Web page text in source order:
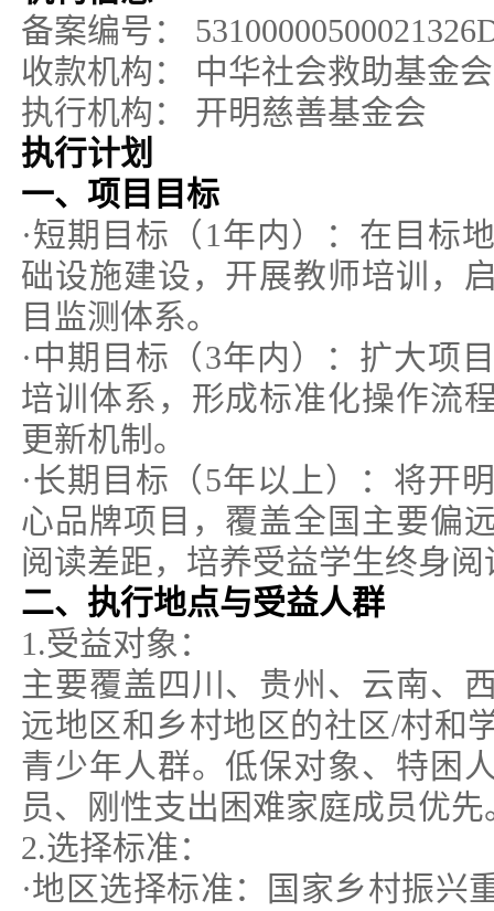
备案编号：
收款机构：
中华社会救助基金会
执行机构：
开明慈善基金会
执行计划
一、项目目标
·短期目标（1年内）：在目标
础设施建设，开展教师培训，
目监测体系。
·中期目标（3年内）：扩大项
培训体系，形成标准化操作流
更新机制。
·长期目标（5年以上）：将开
心品牌项目，覆盖全国主要偏
阅读差距，培养受益学生终身
二、执行地点与受益人群
1.受益对象：
主要覆盖四川、贵州、云南、
远地区和乡村地区的社区/村和
青少年人群。低保对象、特困
员、刚性支出困难家庭成员优先
2.选择标准：
·地区选择标准：国家乡村振兴